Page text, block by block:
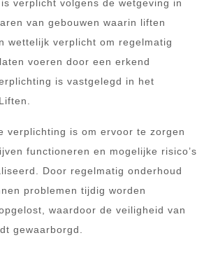
verplicht volgens de wetgeving in
van gebouwen waarin liften
wettelijk verplicht om regelmatig
voeren door een erkend
is vastgelegd in het
verplichting is om ervoor te zorgen
functioneren en mogelijke risico’s
Door regelmatig onderhoud
problemen tijdig worden
waardoor de veiligheid van
gewaarborgd.